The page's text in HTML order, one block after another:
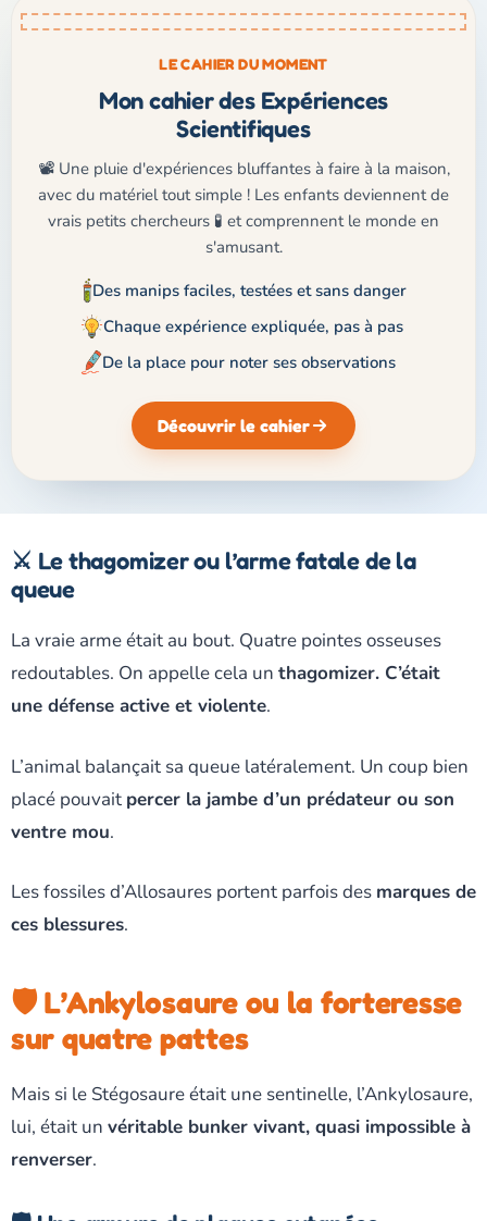
LE CAHIER DU MOMENT
Mon cahier des Expériences
Scientifiques
📽️ Une pluie d'expériences bluffantes à faire à la maison,
avec du matériel tout simple ! Les enfants deviennent de
vrais petits chercheurs 🧪 et comprennent le monde en
s'amusant.
Des manips faciles, testées et sans danger
Chaque expérience expliquée, pas à pas
De la place pour noter ses observations
Découvrir le cahier
⚔️ Le thagomizer ou l’arme fatale de la
queue
La vraie arme était au bout. Quatre pointes osseuses
redoutables. On appelle cela un thagomizer. C’était
une défense active et violente.
L’animal balançait sa queue latéralement. Un coup bien
placé pouvait percer la jambe d’un prédateur ou son
ventre mou.
Les fossiles d’Allosaures portent parfois des marques de
ces blessures.
🛡️ L’Ankylosaure ou la forteresse
sur quatre pattes
Mais si le Stégosaure était une sentinelle, l’Ankylosaure,
lui, était un véritable bunker vivant, quasi impossible à
renverser.